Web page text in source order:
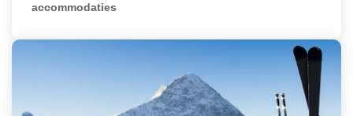
accommodaties